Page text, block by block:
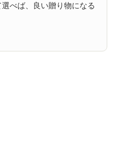
べば、良い贈り物になる